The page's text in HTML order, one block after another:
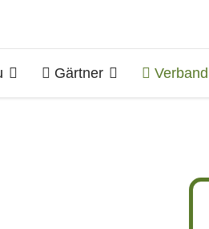
Gärtner Verband